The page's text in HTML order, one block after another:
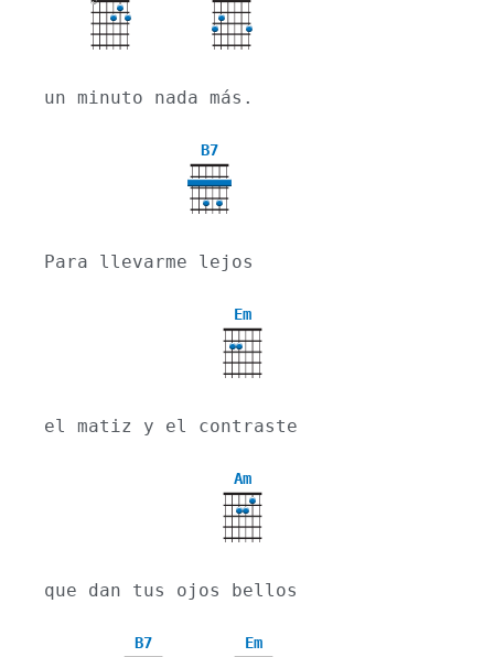
X
un minuto nada más.
B7
Para llevarme lejos
Em
el matiz y el contraste
Am
que dan tus ojos bellos
B7 Em